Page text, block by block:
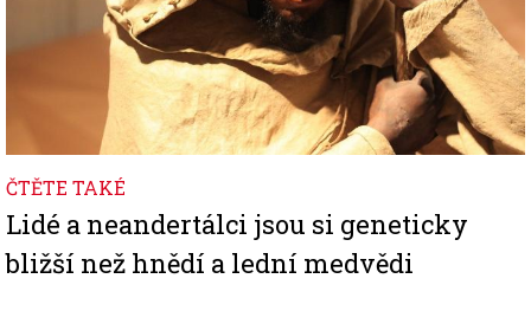
ČTĚTE TAKÉ
Lidé a neandertálci jsou si geneticky
bližší než hnědí a lední medvědi